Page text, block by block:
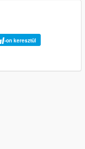
-on keresztül